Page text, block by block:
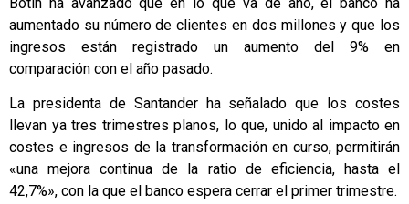
aumentado su número de clientes en dos millones y que los
ingresos están registrado un aumento del 9% en
comparación con el año pasado.
La presidenta de Santander ha señalado que los costes
llevan ya tres trimestres planos, lo que, unido al impacto en
costes e ingresos de la transformación en curso, permitirán
«una mejora continua de la ratio de eficiencia, hasta el
42,7%», con la que el banco espera cerrar el primer trimestre.